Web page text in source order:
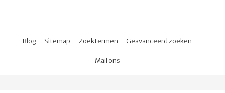
Blog Sitemap Zoektermen Geavanceerd zoeken
Mail ons